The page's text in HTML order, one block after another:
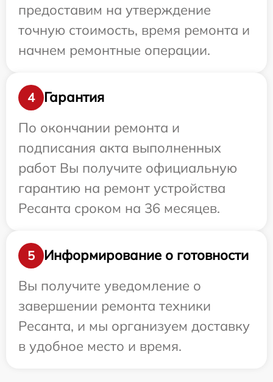
предоставим на утверждение
точную стоимость, время ремонта и
начнем ремонтные операции.
4
Гарантия
По окончании ремонта и
подписания акта выполненных
работ Вы получите официальную
гарантию на ремонт устройства
Ресанта сроком на 36 месяцев.
5
Информирование о готовности
Вы получите уведомление о
завершении ремонта техники
Ресанта, и мы организуем доставку
в удобное место и время.